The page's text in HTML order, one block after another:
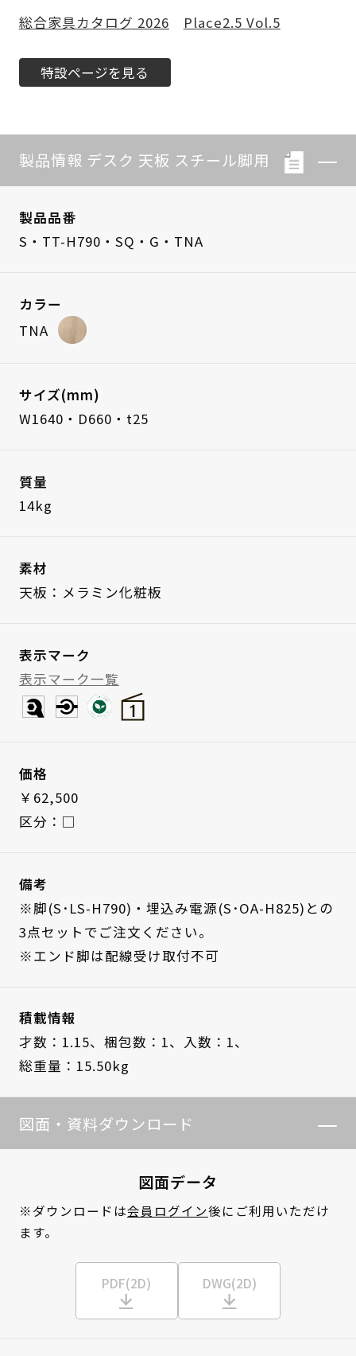
総合家具カタログ 2026 Place2.5 Vol.5
特設ページを見る
製品情報 デスク 天板 スチール脚用
製品品番
S・TT-H790・SQ・G・TNA
カラー
TNA
サイズ(mm)
W1640・D660・t25
質量
14kg
素材
天板：メラミン化粧板
表示マーク
表示マーク一覧
価格
￥62,500
区分：□
備考
※脚(S･LS-H790)・埋込み電源(S･OA-H825)との
3点セットでご注文ください。
※エンド脚は配線受け取付不可
積載情報
才数：1.15、 梱包数：1、 入数：1、
総重量：15.50kg
図面・資料ダウンロード
図面データ
※ダウンロードは会員ログイン後にご利用いただけ
ます。
PDF(2D) DWG(2D)